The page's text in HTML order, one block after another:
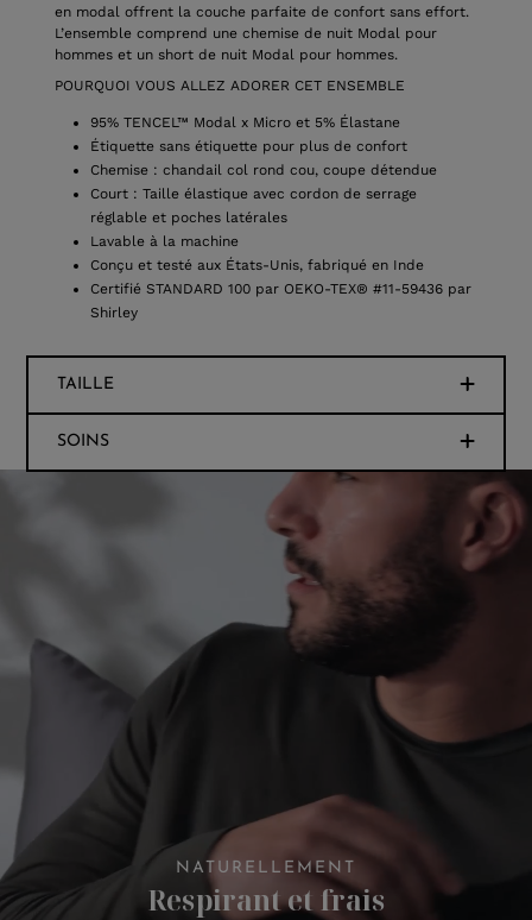
en modal offrent la couche parfaite de confort sans effort.
L’ensemble comprend une chemise de nuit Modal pour
hommes et un short de nuit Modal pour hommes.
POURQUOI VOUS ALLEZ ADORER CET ENSEMBLE
95% TENCEL™ Modal x Micro et 5% Élastane
Étiquette sans étiquette pour plus de confort
Chemise : chandail col rond cou, coupe détendue
Court : Taille élastique avec cordon de serrage
réglable et poches latérales
Lavable à la machine
Conçu et testé aux États-Unis, fabriqué en Inde
Certifié STANDARD 100 par OEKO-TEX® #11-59436 par
Shirley
TAILLE
SOINS
NATURELLEMENT
Respirant et frais